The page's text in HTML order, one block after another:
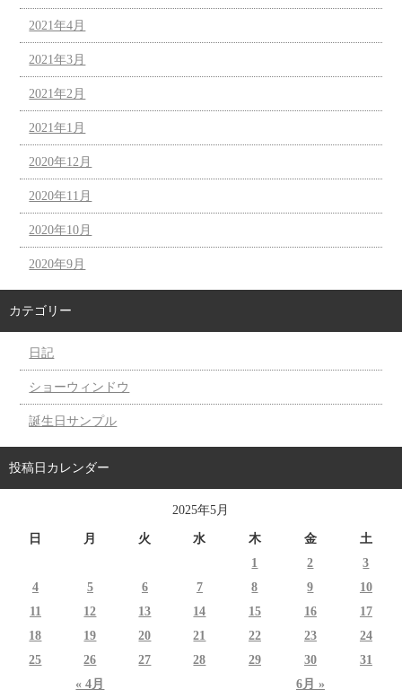
2021年4月
2021年3月
2021年2月
2021年1月
2020年12月
2020年11月
2020年10月
2020年9月
カテゴリー
日記
ショーウィンドウ
誕生日サンプル
投稿日カレンダー
2025年5月
日 月 火 水 木 金 土
« 4月 6月 »
1 2
3
4
5 6 7 8 9
10
11
12 13 14 15 16
17
18
19 20 21 22 23
24
25
26 27 28 29 30 31